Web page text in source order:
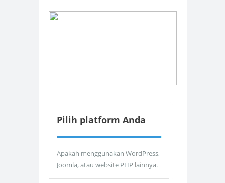
Pilih platform Anda
Apakah menggunakan WordPress,
Joomla, atau website PHP lainnya.